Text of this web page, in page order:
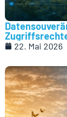
22. Mai 2026